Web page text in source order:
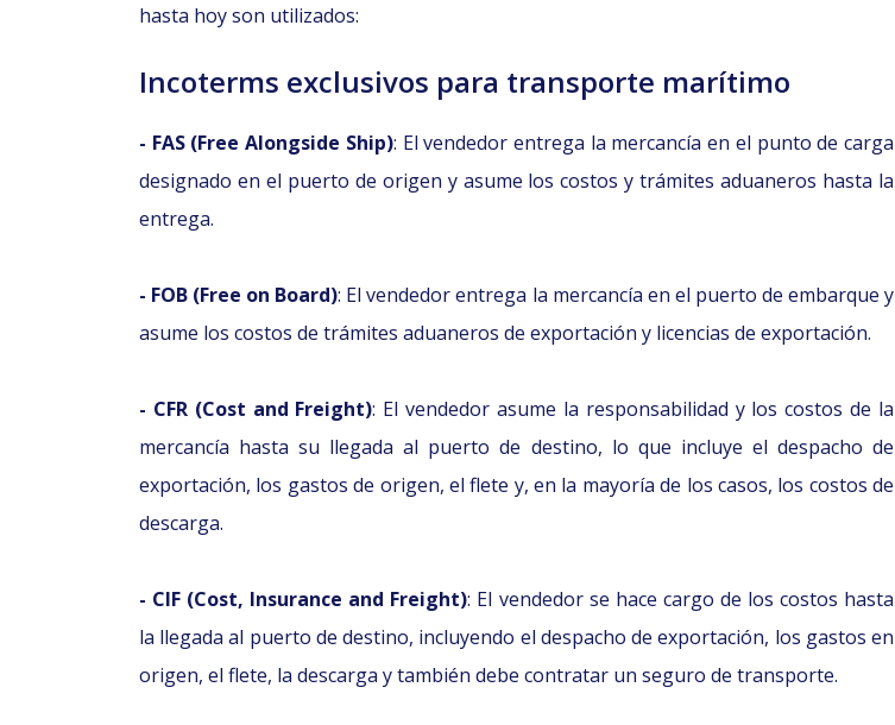
hasta hoy son utilizados:
Incoterms exclusivos para transporte marítimo
- FAS (Free Alongside Ship): El vendedor entrega la mercancía en el punto de carga
designado en el puerto de origen y asume los costos y trámites aduaneros hasta la
entrega.
- FOB (Free on Board): El vendedor entrega la mercancía en el puerto de embarque y
asume los costos de trámites aduaneros de exportación y licencias de exportación.
- CFR (Cost and Freight): El vendedor asume la responsabilidad y los costos de la
mercancía hasta su llegada al puerto de destino, lo que incluye el despacho de
exportación, los gastos de origen, el flete y, en la mayoría de los casos, los costos de
descarga.
- CIF (Cost, Insurance and Freight): El vendedor se hace cargo de los costos hasta
la llegada al puerto de destino, incluyendo el despacho de exportación, los gastos en
origen, el flete, la descarga y también debe contratar un seguro de transporte.